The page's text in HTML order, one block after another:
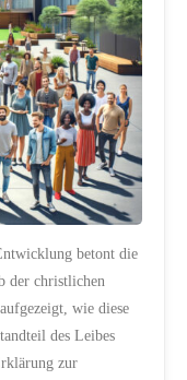
betont die
der christlichen
wie diese
des Leibes
zur